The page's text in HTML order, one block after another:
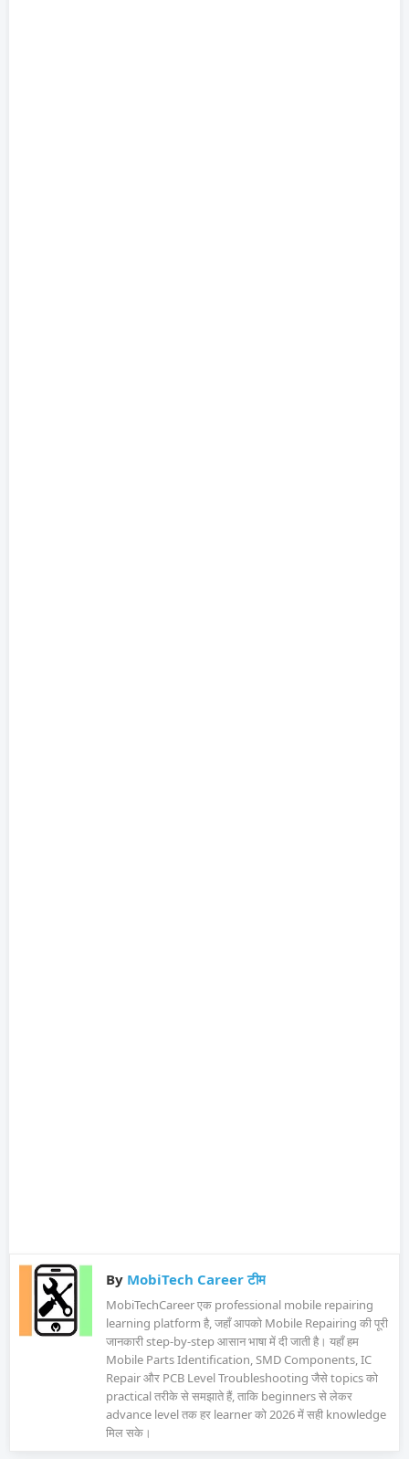
By MobiTech Career टीम
MobiTechCareer एक professional mobile repairing
learning platform है, जहाँ आपको Mobile Repairing की पूरी
जानकारी step-by-step आसान भाषा में दी जाती है। यहाँ हम
Mobile Parts Identification, SMD Components, IC
Repair और PCB Level Troubleshooting जैसे topics को
practical तरीके से समझाते हैं, ताकि beginners से लेकर
advance level तक हर learner को 2026 में सही knowledge
मिल सके।